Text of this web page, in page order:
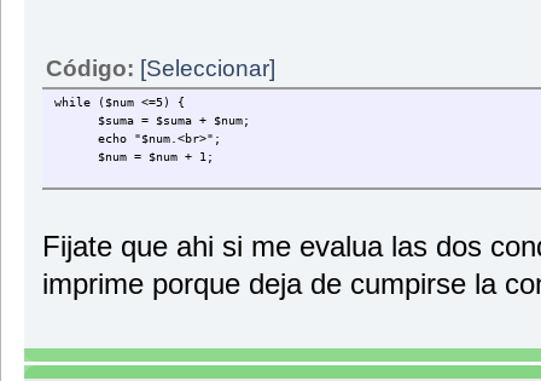
Código: [Seleccionar]
while ($num <=5) {
$suma = $suma + $num;
echo "$num.<br>";
$num = $num + 1;
Fijate que ahi si me evalua las dos
imprime porque deja de cumpirse la